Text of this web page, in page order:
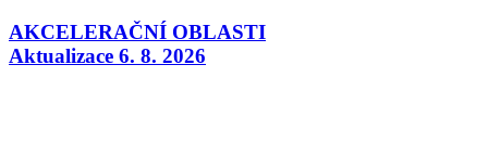
AKCELERAČNÍ OBLASTI
Aktualizace 6. 8. 2026